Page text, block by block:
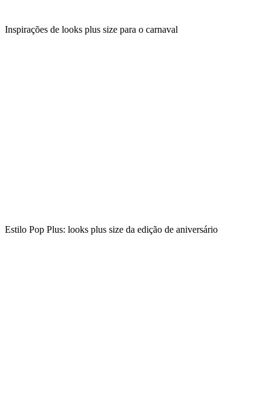
Inspirações de looks plus size para o carnaval
Estilo Pop Plus: looks plus size da edição de aniversário